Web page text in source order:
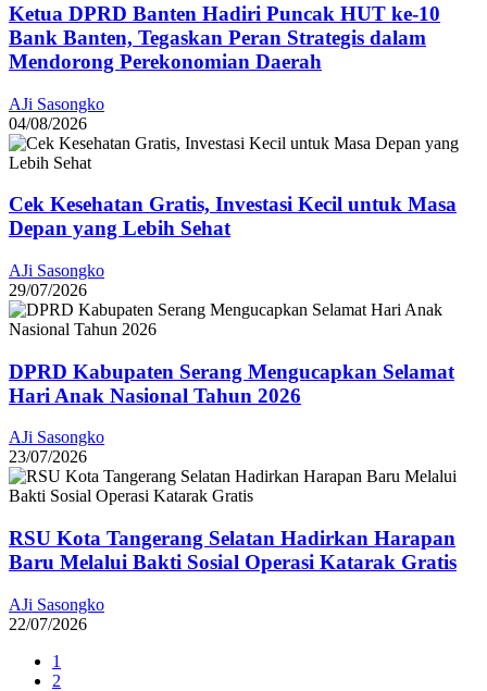
Ketua DPRD Banten Hadiri Puncak HUT ke-10
Bank Banten, Tegaskan Peran Strategis dalam
Mendorong Perekonomian Daerah
AJi Sasongko
04/08/2026
Cek Kesehatan Gratis, Investasi Kecil untuk Masa
Depan yang Lebih Sehat
AJi Sasongko
29/07/2026
DPRD Kabupaten Serang Mengucapkan Selamat
Hari Anak Nasional Tahun 2026
AJi Sasongko
23/07/2026
RSU Kota Tangerang Selatan Hadirkan Harapan
Baru Melalui Bakti Sosial Operasi Katarak Gratis
AJi Sasongko
22/07/2026
1
2